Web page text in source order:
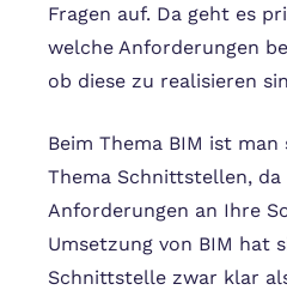
Fragen auf. Da geht es
welche Anforderungen
ob diese zu realisieren
Beim Thema BIM ist
Thema Schnittstellen, da
Anforderungen an Ihre
Umsetzung von BIM hat
Schnittstelle zwar klar